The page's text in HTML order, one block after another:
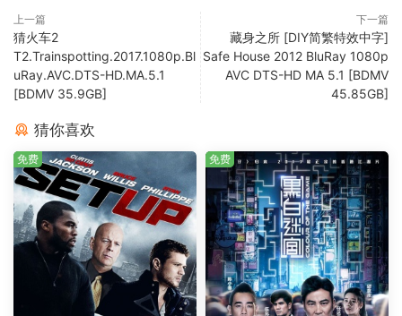
上一篇
猜火车2
T2.Trainspotting.2017.1080p.Bl
uRay.AVC.DTS-HD.MA.5.1
[BDMV 35.9GB]
下一篇
藏身之所 [DIY简繁特效中字]
Safe House 2012 BluRay 1080p
AVC DTS-HD MA 5.1 [BDMV
45.85GB]
猜你喜欢
免费 免费